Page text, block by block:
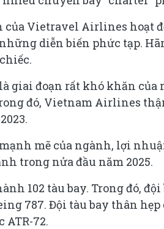
Vietravel Airlines hoạt
diễn biến phức tạp.
giai đoạn rất khó khăn
đó, Vietnam Airlines
mẽ của ngành, lợi
trong nửa đầu năm 2025.
102 tàu bay. Trong đó, đội
787. Đội tàu bay thân hẹp
ATR-72.